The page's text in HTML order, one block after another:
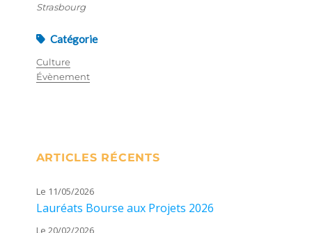
Strasbourg
Catégorie
Culture
Évènement
ARTICLES RÉCENTS
Le 11/05/2026
Lauréats Bourse aux Projets 2026
Le 20/02/2026